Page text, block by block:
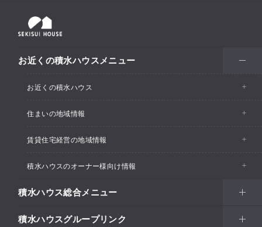
お近くの積水ハウスメニュー
お近くの積水ハウス
お近くの積水ハウストップ
住まいの地域情報
イベント情報
住宅展示場・ショールーム情報
分譲住宅・土地
賃貸住宅経営の地域情報
イベント情報
支店・事業所情報
積水ハウスのオーナー様向け情報
カスタマーズセンター
リフォーム
積水ハウス総合メニュー
住まい
積水ハウスグループリンク